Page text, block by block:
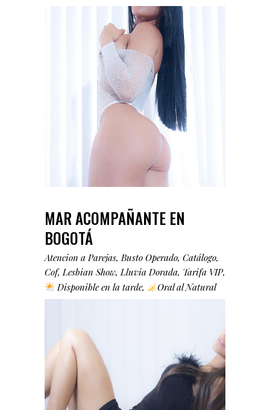
MAR ACOMPAÑANTE EN
BOGOTÁ
Atencion a Parejas Busto Operado Catálogo
Cof Lesbian Show Lluvia Dorada Tarifa VIP
Disponible en la tarde
Oral al Natural